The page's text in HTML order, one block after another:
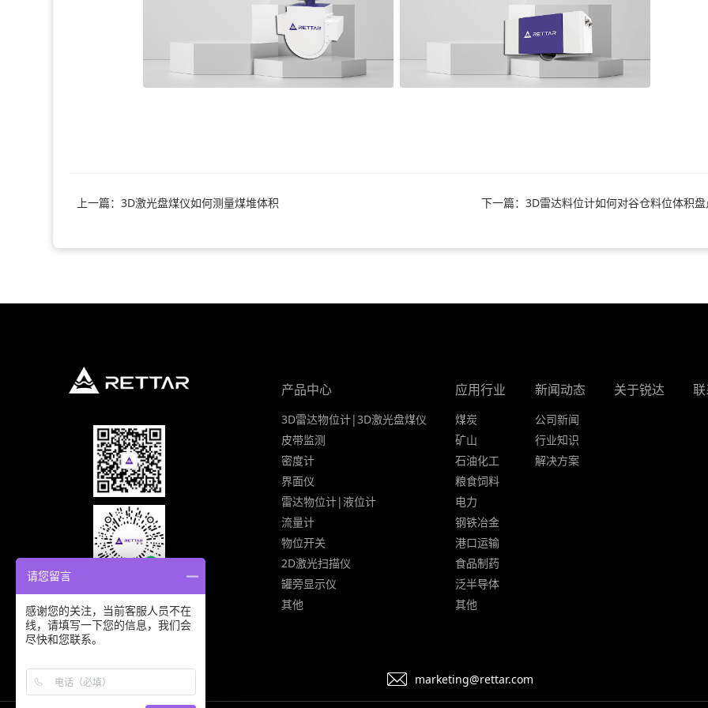
上一篇：3D激光盘煤仪如何测量煤堆体积 下一篇：3D雷达料位计如何对谷仓料位体积盘
产品中心
3D雷达物位计|3D激光盘煤仪
皮带监测
密度计
界面仪
雷达物位计|液位计
流量计
物位开关
2D激光扫描仪
罐旁显示仪
其他
应用行业
煤炭
矿山
石油化工
粮食饲料
电力
钢铁冶金
港口运输
食品制药
泛半导体
其他
新闻动态
公司新闻
行业知识
解决方案
关于锐达
400-801-0770 marketing@rettar.com
请您留言
感谢您的关注，当前客服人员不在
线，请填写一下您的信息，我们会
尽快和您联系。